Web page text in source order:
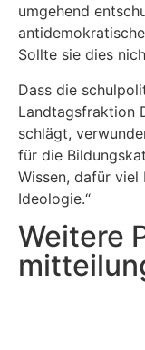
umgehend
Sollte sie dies
Dass die
Landtagsfraktion
schlägt,
für die
Wissen, dafür
Ideologie.“
Weitere